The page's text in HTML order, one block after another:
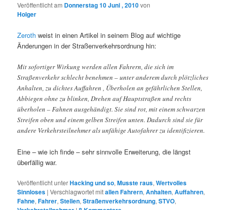
Veröffentlicht am Donnerstag 10 Juni , 2010von
Holger
Zeroth weist in einen Artikel in seinem Blog auf wichtige
Änderungen in der Straßenverkehrsordnung hin:
Mit sofortiger Wirkung werden allen Fahrern, die sich im
Straßenverkehr schlecht benehmen – unter anderem durch plötzliches
Anhalten, zu dichtes Auffahren , Überholen an gefährlichen Stellen,
Abbiegen ohne zu blinken, Drehen auf Hauptstraßen und rechts
überholen – Fahnen ausgehändigt. Sie sind rot, mit einem schwarzen
Streifen oben und einem gelben Streifen unten. Dadurch sind sie für
andere Verkehrsteilnehmer als unfähige Autofahrer zu identifizieren.
Eine – wie ich finde – sehr sinnvolle Erweiterung, die längst
überfällig war.
Veröffentlicht unterHacking und so,Musste raus,Wertvolles
Sinnloses |Verschlagwortet mitallen Fahrern,Anhalten,Auffahren,
Fahne,Fahrer,Stellen,Straßenverkehrsordnung,STVO,